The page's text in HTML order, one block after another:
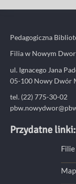
Pedagogiczna
Filia w Nowym
ul. Ignacego Jana
05-100 Nowy Dwór
tel. (22) 775-30-02
Przydatne linki:
Filie